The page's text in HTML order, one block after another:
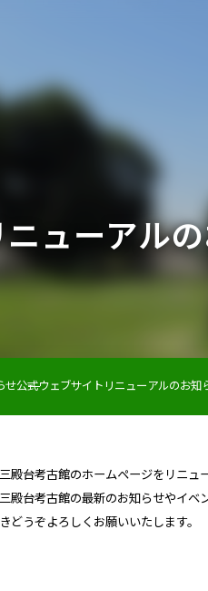
ューアル
せ公式ウェブサイトリニューアルのお知
殿台考古館のホームページをリニュ
殿台考古館の最新のお知らせやイベ
どうぞよろしくお願いいたします。